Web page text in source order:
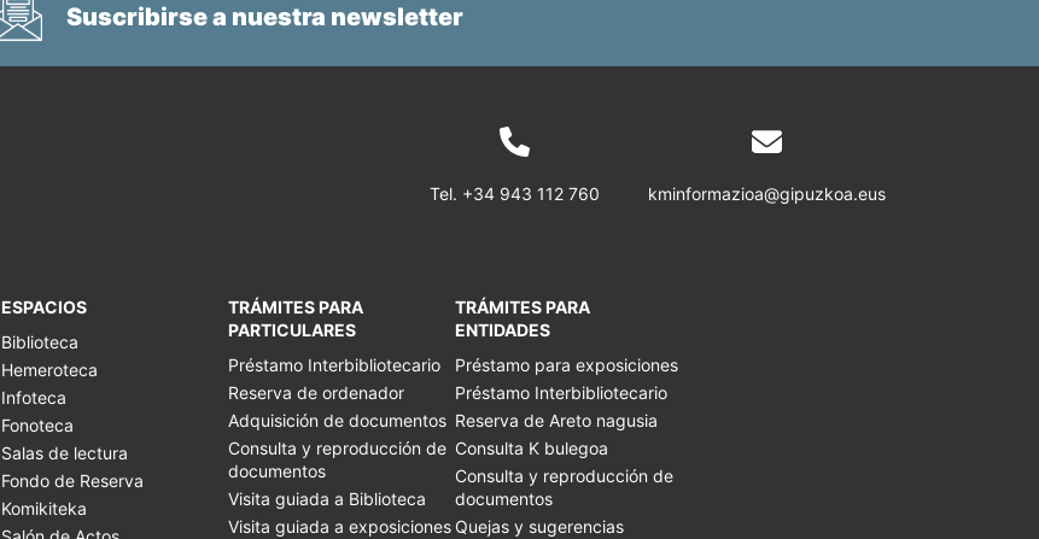
Suscribirse a nuestra newsletter
Tel. +34 943 112 760 kminformazioa@gipuzkoa.eus
ESPACIOS
Biblioteca
Hemeroteca
Infoteca
Fonoteca
Salas de lectura
Fondo de Reserva
Komikiteka
TRÁMITES PARA
PARTICULARES
Préstamo Interbibliotecario
Reserva de ordenador
Adquisición de documentos
Consulta y reproducción de
documentos
Visita guiada a Biblioteca
Visita guiada a exposiciones
TRÁMITES PARA
ENTIDADES
Préstamo para exposiciones
Préstamo Interbibliotecario
Reserva de Areto nagusia
Consulta K bulegoa
Consulta y reproducción de
documentos
Quejas y sugerencias